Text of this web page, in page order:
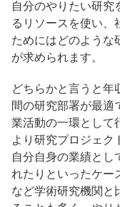
自分のやりたい研究
るリソースを使い、
ためにはどのような
が求められます。
どちらかと言うと年
間の研究部署が最適
業活動の一環として
より研究プロジェク
自分自身の業績とし
れたりといったケー
など学術研究機関と